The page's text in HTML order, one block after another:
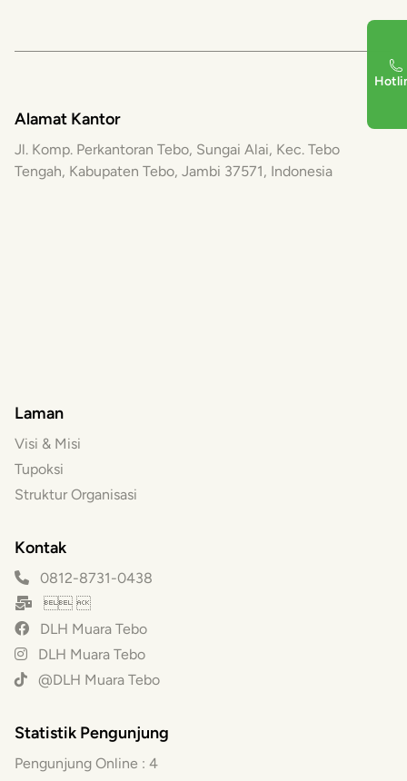
Alamat Kantor
Jl. Komp. Perkantoran Tebo, Sungai Alai, Kec. Tebo
Tengah, Kabupaten Tebo, Jambi 37571, Indonesia
Laman
Visi & Misi
Tupoksi
Struktur Organisasi
Kontak
0812-8731-0438
 
DLH Muara Tebo
DLH Muara Tebo
@DLH Muara Tebo
Statistik Pengunjung
Pengunjung Online : 4